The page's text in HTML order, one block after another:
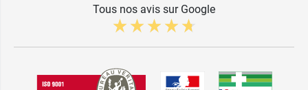
Tous nos avis sur Google